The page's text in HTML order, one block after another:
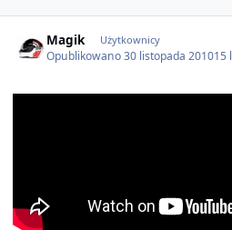
Magik Użytkownicy
Opublikowano30 listopada 201015 l